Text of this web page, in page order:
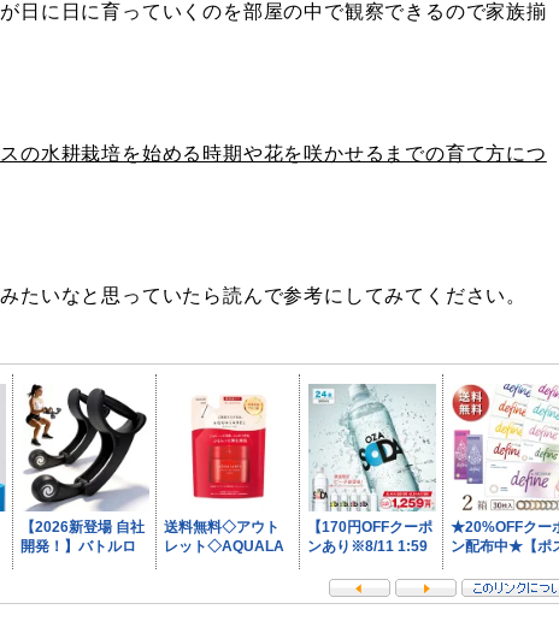
日に日に育っていくのを部屋の中で観察できるので家族揃
の水耕栽培を始める時期や花を咲かせるまでの育て方につ
たいなと思っていたら読んで参考にしてみてください。